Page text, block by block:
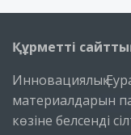
Құрметті
Инновациялық
материалдарын
көзіне белсенді